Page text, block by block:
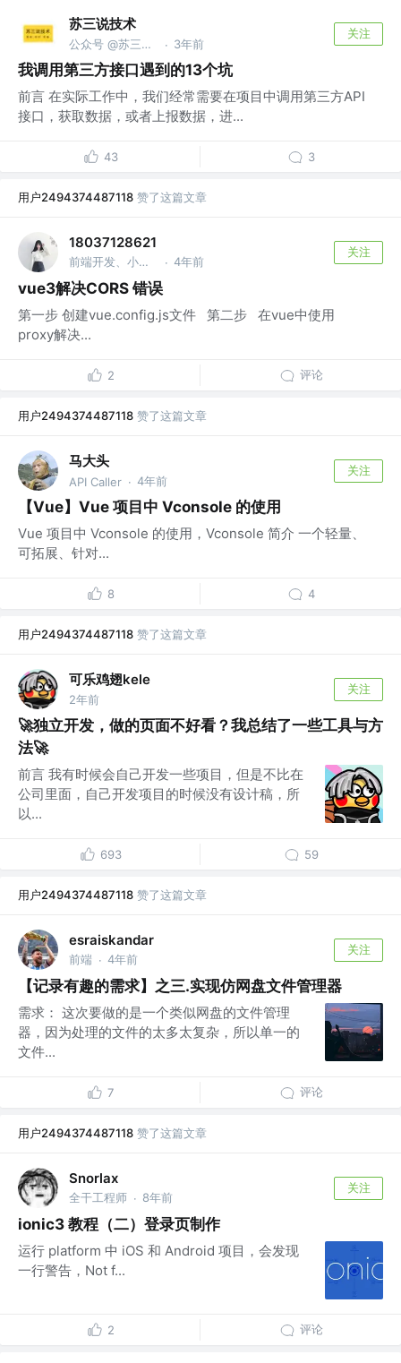
苏三说技术
公众号 @苏三说技术｜susan.net.cn · 3年前
关注
我调用第三方接口遇到的13个坑
前言 在实际工作中，我们经常需要在项目中调用第三方API
接口，获取数据，或者上报数据，进...
43 3
用户2494374487118 赞了这篇文章
18037128621
前端开发、小程序开发、轻应用开发 · 4年前
关注
vue3解决CORS 错误
第一步 创建vue.config.js文件 第二步 在vue中使用
proxy解决...
2 评论
用户2494374487118 赞了这篇文章
马大头
API Caller · 4年前
关注
【Vue】Vue 项目中 Vconsole 的使用
Vue 项目中 Vconsole 的使用，Vconsole 简介 一个轻量、
可拓展、针对...
8 4
用户2494374487118 赞了这篇文章
可乐鸡翅kele
2年前
关注
🚀独立开发，做的页面不好看？我总结了一些工具与方
法🚀
前言 我有时候会自己开发一些项目，但是不比在
公司里面，自己开发项目的时候没有设计稿，所
以...
693 59
用户2494374487118 赞了这篇文章
esraiskandar
前端 · 4年前
关注
【记录有趣的需求】之三.实现仿网盘文件管理器
需求： 这次要做的是一个类似网盘的文件管理
器，因为处理的文件的太多太复杂，所以单一的
文件...
7 评论
用户2494374487118 赞了这篇文章
Snorlax
全干工程师 · 8年前
关注
ionic3 教程（二）登录页制作
运行 platform 中 iOS 和 Android 项目，会发现
一行警告，Not f...
2 评论